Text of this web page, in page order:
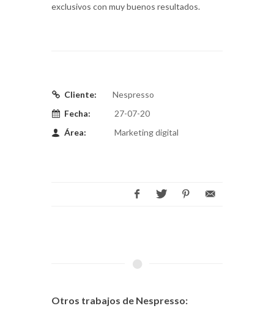
exclusivos con muy buenos resultados.
Cliente:
Nespresso
Fecha:
27-07-20
Área:
Marketing digital
Otros trabajos de Nespresso: